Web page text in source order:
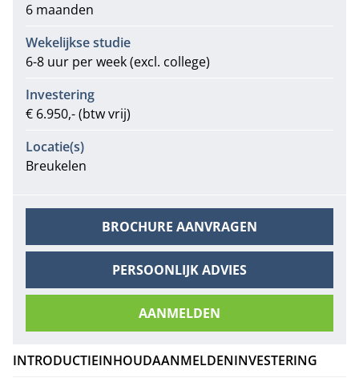
6 maanden
Wekelijkse studie
6-8 uur per week (excl. college)
Investering
€ 6.950,- (btw vrij)
Locatie(s)
Breukelen
BROCHURE AANVRAGEN
PERSOONLIJK ADVIES
AANMELDEN
INTRODUCTIEINHOUDAANMELDENINVESTERING